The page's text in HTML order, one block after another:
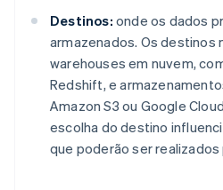
Destinos: onde os dados
armazenados. Os destinos
warehouses em nuvem,
Redshift, e
Amazon S3 ou Google
escolha do destino
que poderão ser